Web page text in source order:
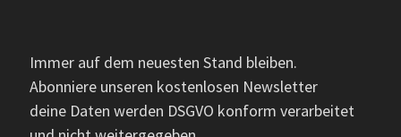
Immer auf dem neuesten Stand bleiben.
Abonniere unseren kostenlosen Newsletter
deine Daten werden DSGVO konform verarbeitet